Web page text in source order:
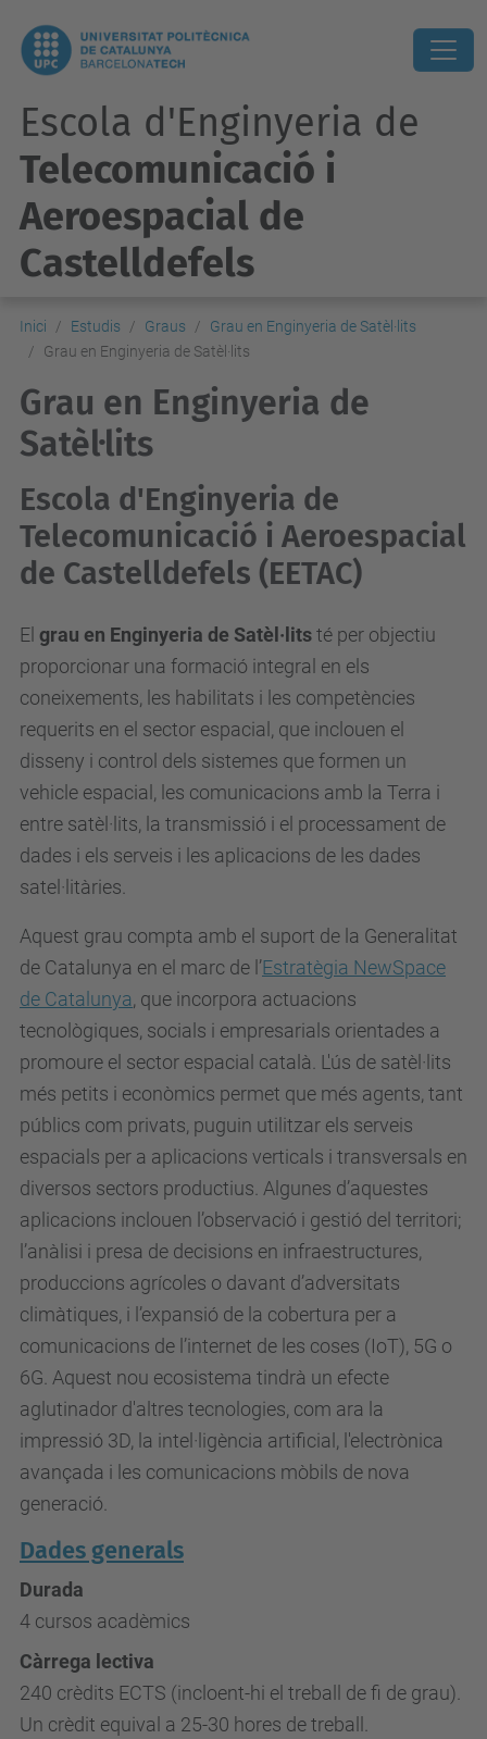
Escola d'Enginyeria de
Telecomunicació i
Aeroespacial de
Castelldefels
Inici Estudis Graus
Grau en Enginyeria de Satèl·lits
Grau en Enginyeria de Satèl·lits
Grau en Enginyeria de
Satèl·lits
Escola d'Enginyeria de
Telecomunicació i Aeroespacial
de Castelldefels (EETAC)
El grau en Enginyeria de Satèl·litsté per objectiu
proporcionar una formació integral en els
coneixements, les habilitats i les competències
requerits en el sector espacial, que inclouen el
disseny i control dels sistemes que formen un
vehicle espacial, les comunicacions amb la Terra i
entre satèl·lits, la transmissió i el processament de
dades i els serveis i les aplicacions de les dades
satel·litàries.
Aquest grau compta amb el suport de la Generalitat
de Catalunya en el marc de l’Estratègia NewSpace
de Catalunya, que incorpora actuacions
tecnològiques, socials i empresarials orientades a
promoure el sector espacial català. L'ús de satèl·lits
més petits i econòmics permet que més agents, tant
públics com privats, puguin utilitzar els serveis
espacials per a aplicacions verticals i transversals en
diversos sectors productius. Algunes d’aquestes
aplicacions inclouen l’observació i gestió del territori;
l’anàlisi i presa de decisions en infraestructures,
produccions agrícoles o davant d’adversitats
climàtiques, i l’expansió de la cobertura per a
comunicacions de l’internet de les coses (IoT), 5G o
6G. Aquest nou ecosistema tindrà un efecte
aglutinador d'altres tecnologies, com ara la
impressió 3D, la intel·ligència artificial, l'electrònica
avançada i les comunicacions mòbils de nova
generació.
Dades generals
Durada
4 cursos acadèmics
Càrrega lectiva
240 crèdits ECTS (incloent-hi el treball de fi de grau).
Un crèdit equival a 25-30 hores de treball.